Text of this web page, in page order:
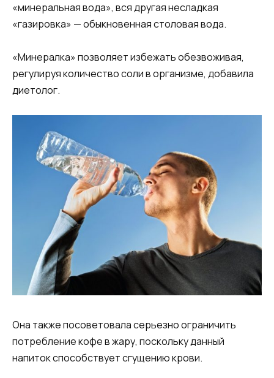
«минеральная вода», вся другая несладкая
«газировка» — обыкновенная столовая вода.
«Минералка» позволяет избежать обезвоживая,
регулируя количество соли в организме, добавила
диетолог.
Она также посоветовала серьезно ограничить
потребление кофе в жару, поскольку данный
напиток способствует сгущению крови.